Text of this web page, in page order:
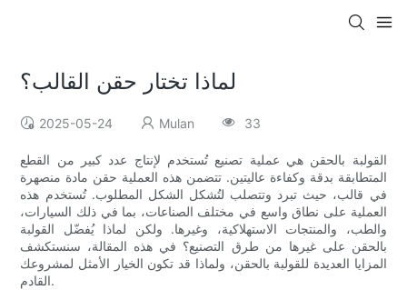
لماذا تختار حقن القالب؟
2025-05-24 Mulan 33
القولبة بالحقن هي عملية تصنيع تُستخدم لإنتاج عدد كبير من القطع
المتطابقة بدقة وكفاءة عاليتين. تتضمن هذه العملية حقن مادة منصهرة
في قالب، حيث تبرد وتتصلب لتُشكل الشكل المطلوب. تُستخدم هذه
العملية على نطاق واسع في مختلف الصناعات، بما في ذلك السيارات،
والطب، والمنتجات الاستهلاكية، وغيرها. ولكن لماذا يُفضّل القولبة
بالحقن على غيرها من طرق التصنيع؟ في هذه المقالة، سنستكشف
المزايا العديدة للقولبة بالحقن، ولماذا قد تكون الخيار الأمثل لمشروعك
القادم.